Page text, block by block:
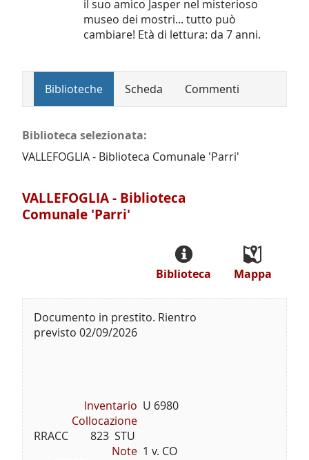
il suo amico Jasper nel misterioso
museo dei mostri... tutto può
cambiare! Età di lettura: da 7 anni.
Biblioteche Scheda Commenti
Biblioteca selezionata:
VALLEFOGLIA - Biblioteca Comunale 'Parri'
VALLEFOGLIA - Biblioteca
Comunale 'Parri'
Mappa
Biblioteca
Documento in prestito. Rientro
previsto 02/09/2026
Inventario U 6980
Collocazione
RRACC        823  STU
Note 1 v. CO